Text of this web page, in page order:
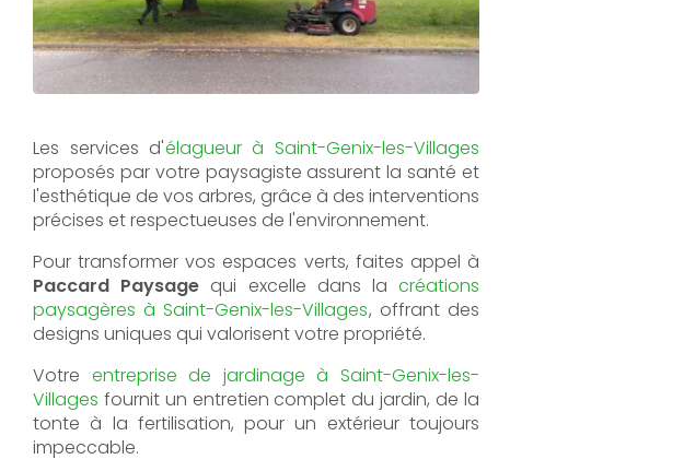
Les services d'élagueur à Saint-Genix-les-Villages
proposés par votre paysagiste assurent la santé et
l'esthétique de vos arbres, grâce à des interventions
précises et respectueuses de l'environnement.
Pour transformer vos espaces verts, faites appel à
Paccard Paysage qui excelle dans la créations
paysagères à Saint-Genix-les-Villages, offrant des
designs uniques qui valorisent votre propriété.
Votre entreprise de jardinage à Saint-Genix-les-
Villages fournit un entretien complet du jardin, de la
tonte à la fertilisation, pour un extérieur toujours
impeccable.